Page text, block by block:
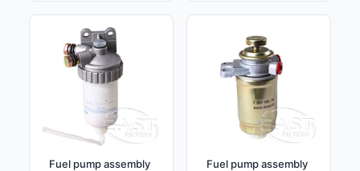
Fuel pump assembly
Fuel pump assembly